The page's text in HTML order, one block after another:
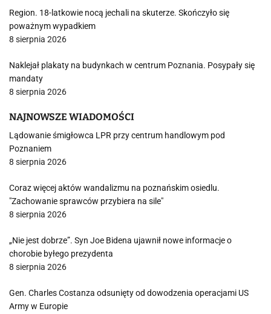
Region. 18-latkowie nocą jechali na skuterze. Skończyło się
poważnym wypadkiem
8 sierpnia 2026
Naklejał plakaty na budynkach w centrum Poznania. Posypały się
mandaty
8 sierpnia 2026
NAJNOWSZE WIADOMOŚCI
Lądowanie śmigłowca LPR przy centrum handlowym pod
Poznaniem
8 sierpnia 2026
Coraz więcej aktów wandalizmu na poznańskim osiedlu.
"Zachowanie sprawców przybiera na sile"
8 sierpnia 2026
„Nie jest dobrze”. Syn Joe Bidena ujawnił nowe informacje o
chorobie byłego prezydenta
8 sierpnia 2026
Gen. Charles Costanza odsunięty od dowodzenia operacjami US
Army w Europie